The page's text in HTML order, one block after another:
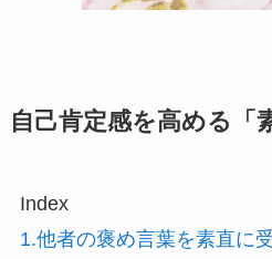
自己肯定感を高める「
Index
1.他者の褒め言葉を素直に